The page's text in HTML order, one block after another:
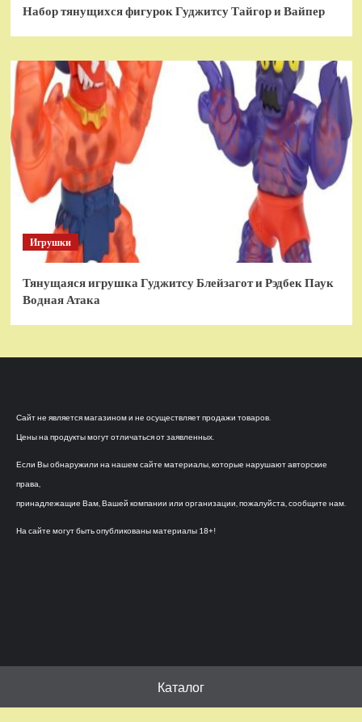
Набор тянущихся фигурок Гуджитсу Тайгор и Вайпер
Игрушки
Тянущаяся игрушка Гуджитсу Блейзагот и Рэдбек Паук
Водная Атака
Сайт не является магазином и не осуществляет продажи товаров.
Цены на продукты могут отличаться от заявленных.
Если Вы обнаружили на нашем сайте материалы, которые нарушают авторские
права,
принадлежащие Вам, Вашей компании или организации, пожалуйста, сообщите нам.
На сайте могут быть опубликованы материалы 18+!
Каталог